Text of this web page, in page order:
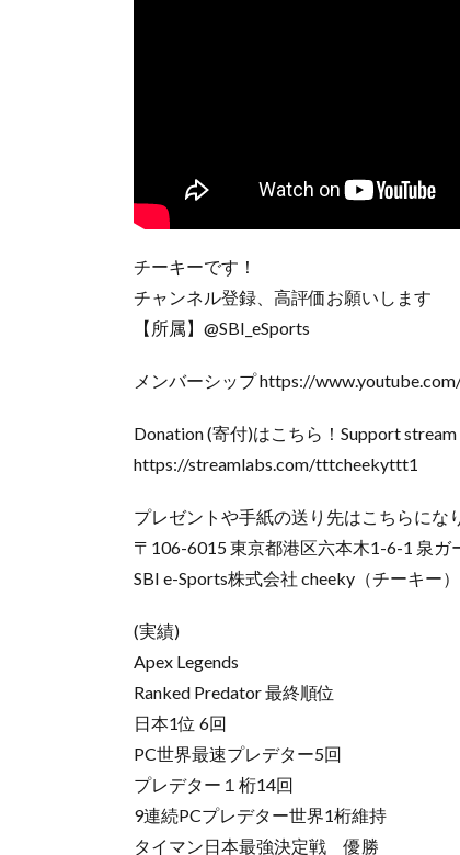
チーキーです！
チャンネル登録、高評価お願いします
【所属】@SBI_eSports
メンバーシップ https://
Donation (寄付)はこちら！Support stream
https://streamlabs.com/tttcheekyttt1
プレゼントや手紙の送り先はこちらにな
〒106-6015 東京都港区六本木1-6-1 泉ガ
SBI e-Sports株式会社 cheeky（チーキー
(実績)
Apex Legends
Ranked Predator 最終順位
日本1位 6回
PC世界最速プレデター5回
プレデター１桁14回
9連続PCプレデター世界1桁維持
タイマン日本最強決定戦 優勝